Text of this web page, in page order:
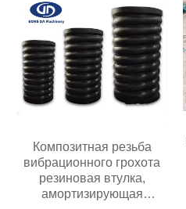
Композитная резьба
вибрационного грохота
резиновая втулка,
амортизирующая